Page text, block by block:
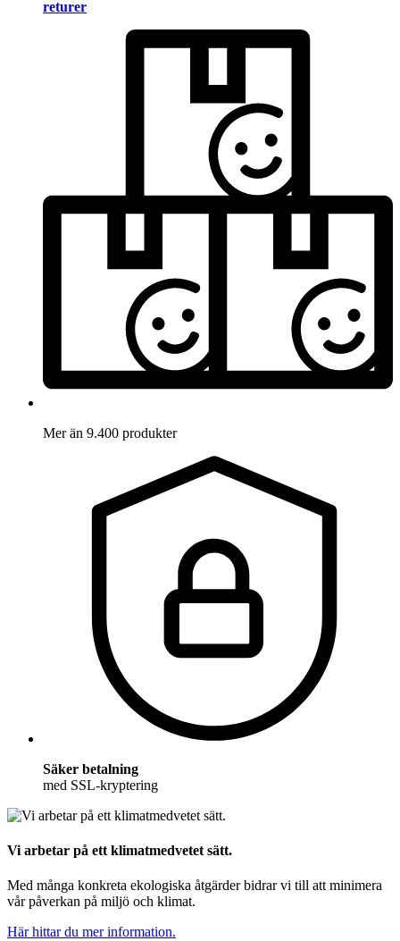
returer
Mer än 9.400 produkter
Säker betalning
med SSL-kryptering
Vi arbetar på ett klimatmedvetet sätt.
Med många konkreta ekologiska åtgärder bidrar vi till att minimera
vår påverkan på miljö och klimat.
Här hittar du mer information.